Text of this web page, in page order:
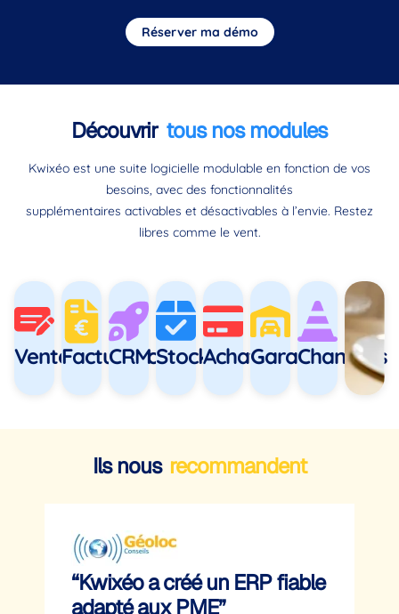
Réserver ma démo
Découvrir tous nos modules
Kwixéo est une suite logicielle modulable en fonction de vos
besoins, avec des fonctionnalités
supplémentaires activables et désactivables à l’envie. Restez
libres comme le vent.
VentesFacturation
CRMStockAchatsGarageChantiers
Ils nous recommandent
“Kwixéo a créé un ERP fiable
adapté aux PME”